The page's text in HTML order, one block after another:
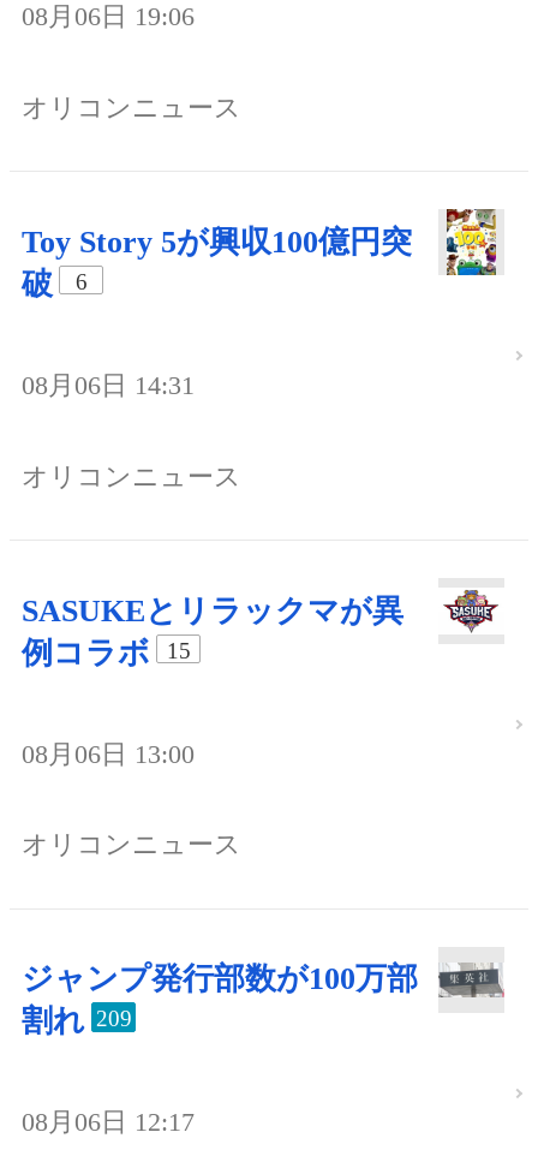
08月06日 19:06
オリコンニュース
Toy Story 5が興収100億円突
破
6
08月06日 14:31
オリコンニュース
SASUKEとリラックマが異
例コラボ
15
08月06日 13:00
オリコンニュース
ジャンプ発行部数が100万部
割れ 209
08月06日 12:17